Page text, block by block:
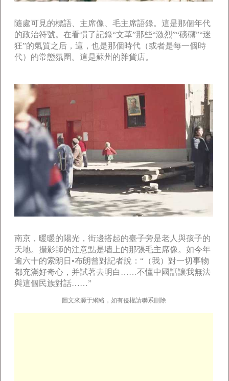
隨處可見的標語、主席像、毛主席語錄。這是那個年代
的政治符號。在看慣了記錄“文革”那些“激烈”“磅礴”“迷
狂”的氣質之后，這，也是那個時代（或者是每一個時
代）的常態氛圍。這是蘇州的雜貨店。
南京，暖暖的陽光，街邊搭起的臺子旁是老人與孩子的
天地。攝影師的注意點是墻上的那張毛主席像。如今年
逾六十的索朗日•布朗曾對記者說：“（我）對一切事物
都充滿好奇心，并試著去明白……不懂中國話讓我無法
與這個民族對話……”
圖文來源于網絡，如有侵權請聯系刪除